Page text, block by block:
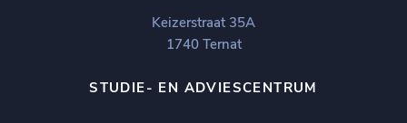
Keizerstraat 35A
1740 Ternat
STUDIE- EN ADVIESCENTRUM